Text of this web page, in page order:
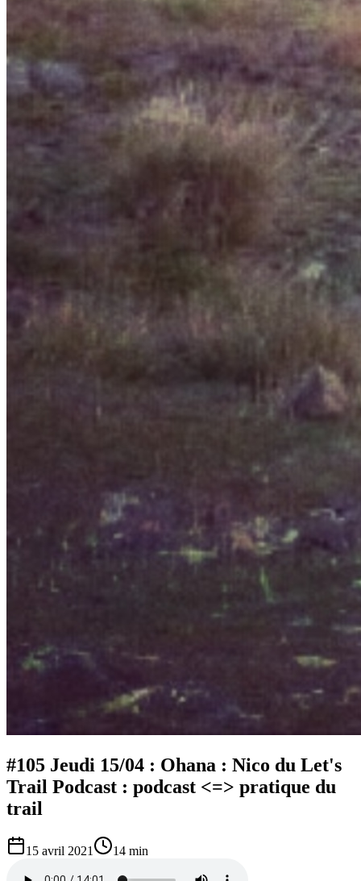
#105 Jeudi 15/04 : Ohana : Nico du Let's
Trail Podcast : podcast <=> pratique du
trail
15 avril 2021 14 min